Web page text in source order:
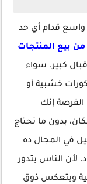
واسع قدام أي حد
من بيع المنتجات
كبير. سواء
خشبية أو
إنك
بدون ما تحتاج
في المجال ده
لأن الناس بتدور
وبتعكس ذوق